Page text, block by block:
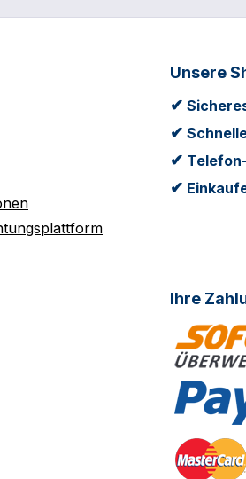
Unsere
✔
✔
✔
✔
Ihre